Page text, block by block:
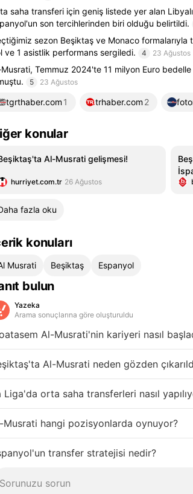
saha transferi için geniş listede yer alan
son tercihlerinden biri olduğu belirtildi.
sezon Beşiktaş ve Monaco
ve 1 asistlik performans sergiledi.
4 23 Ağustos
Temmuz 2024'te 11 milyon Euro
5 23 Ağustos
tgrthaber.com 1 trhaber.com 2
konular
Al-Musrati gelişmesi!
hurriyet.com.tr 26 Ağustos
fazla oku
konuları
Musrati Beşiktaş Espanyol
bulun
Yazeka
Arama sonuçlarına göre oluşturuldu
Al-Musrati'nin kariyeri nasıl
Al-Musrati neden gözden
Liga'da orta saha transferleri nasıl
Musrati hangi pozisyonlarda oynuyor?
transfer stratejisi nedir?